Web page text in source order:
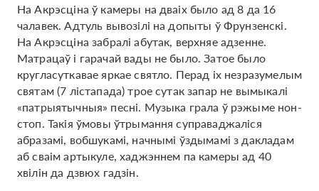
На Акрэсціна ў камеры на дваіх было ад 8 да 16
чалавек. Адтуль вывозілі на допыты ў Фрунзенскі.
На Акрэсціна забралі абутак, верхняе адзенне.
Матрацаў і гарачай вады не было. Затое было
кругласуткавае яркае святло. Перад іх незразумелым
святам (7 лістапада) трое сутак запар не вымыкалі
«патрыятычныя» песні. Музыка грала ў рэжыме нон-
стоп. Такія ўмовы ўтрымання суправаджаліся
абразамі, вобшукамі, начнымі ўздымамі з дакладам
аб сваім артыкуле, хаджэннем па камеры ад 40
хвілін да дзвюх гадзін.